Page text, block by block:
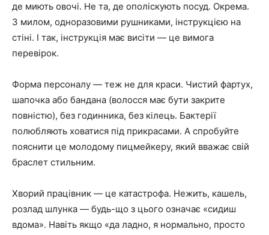
де миють овочі. Не та, де ополіскують посуд. Окрема.
З милом, одноразовими рушниками, інструкцією на
стіні. І так, інструкція має висіти — це вимога
перевірок.
Форма персоналу — теж не для краси. Чистий фартух,
шапочка або бандана (волосся має бути закрите
повністю), без годинника, без кілець. Бактерії
полюбляють ховатися під прикрасами. А спробуйте
пояснити це молодому пицмейкеру, який вважає свій
браслет стильним.
Хворий працівник — це катастрофа. Нежить, кашель,
розлад шлунка — будь-що з цього означає «сидиш
вдома». Навіть якщо «да ладно, я нормально, просто